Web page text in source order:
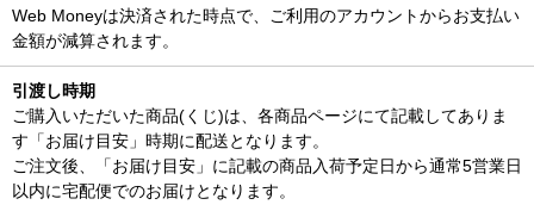
Web Moneyは決済された時点で、ご利用のアカウントからお支払い
金額が減算されます。
引渡し時期
ご購入いただいた商品(くじ)は、各商品ページにて記載してありま
す「お届け目安」時期に配送となります。
ご注文後、「お届け目安」に記載の商品入荷予定日から通常5営業日
以内に宅配便でのお届けとなります。